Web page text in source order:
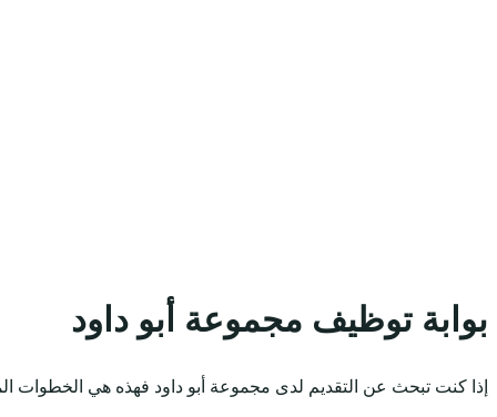
بوابة توظيف مجموعة أبو داود
إذا كنت تبحث عن التقديم لدى مجموعة أبو داود فهذه هي الخطوات